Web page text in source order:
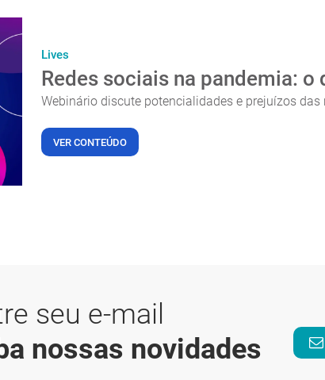
Lives
Redes sociais na pandemia:
Webinário discute potencialidades e prejuízos
VER CONTEÚDO
seu e-mail
nossas novidades